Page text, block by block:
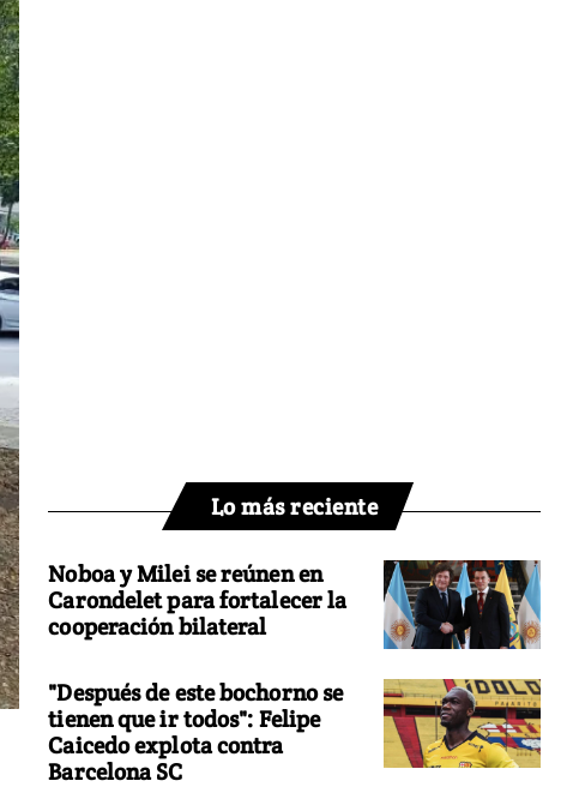
Lo más reciente
Noboa y Milei se reúnen en
Carondelet para fortalecer la
cooperación bilateral
"Después de este bochorno se
tienen que ir todos": Felipe
Caicedo explota contra
Barcelona SC